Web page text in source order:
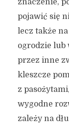
znaczenie,
pojawić się
lecz także
ogrodzie lub
przez inne
kleszcze
z
wygodne
zależy na